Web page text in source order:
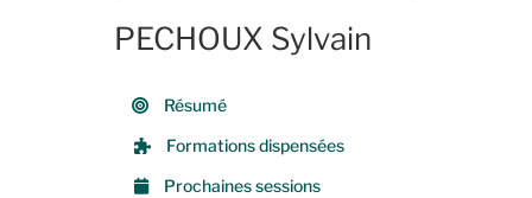
PECHOUX Sylvain
Résumé
Formations dispensées
Prochaines sessions